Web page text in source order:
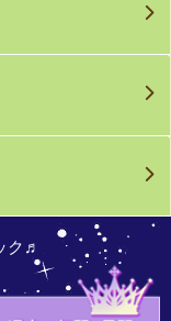
ク♬